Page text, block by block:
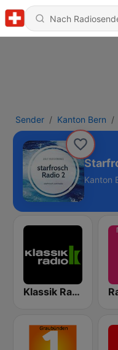
Sender Kanton Bern
Kanton
Klassik Radio Schweiz